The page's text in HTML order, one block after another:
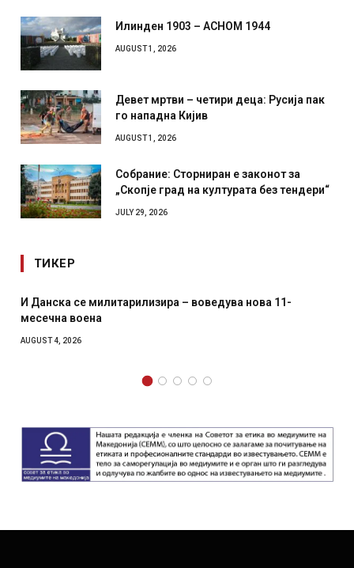
Илинден 1903 – АСНОМ 1944
AUGUST 1, 2026
Девет мртви – четири деца: Русија пак
го нападна Кијив
AUGUST 1, 2026
Собрание: Сторниран е законот за
„Скопје град на културата без тендери“
JULY 29, 2026
ТИКЕР
И Данска се милитарилизира – воведува нова 11-
месечна воена
AUGUST 4, 2026